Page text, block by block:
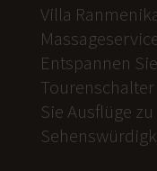
Villa
Entspannen
Sie Ausflüge